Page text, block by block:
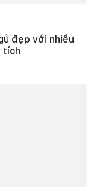
đẹp với nhiều
tích